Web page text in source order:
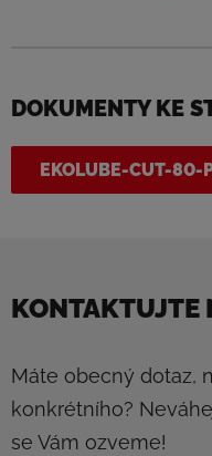
DOKUMENTY KE
EKOLUBE-CUT-80-
KONTAKTUJTE
Máte obecný dotaz,
konkrétního?
se Vám ozveme!